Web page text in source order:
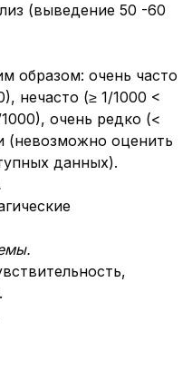
(выведение 50 -60
образом: очень часто
нечасто (≥ 1/1000 <
очень редко (<
(невозможно оценить
данных).